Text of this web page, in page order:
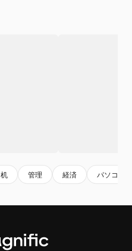
机 管理 経済 パソコン